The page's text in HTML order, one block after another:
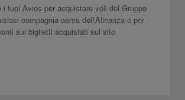
i tuoi Avios per acquistare voli del Gruppo
compagnia aerea dell'Alleanza o per
sui biglietti acquistati sul sito